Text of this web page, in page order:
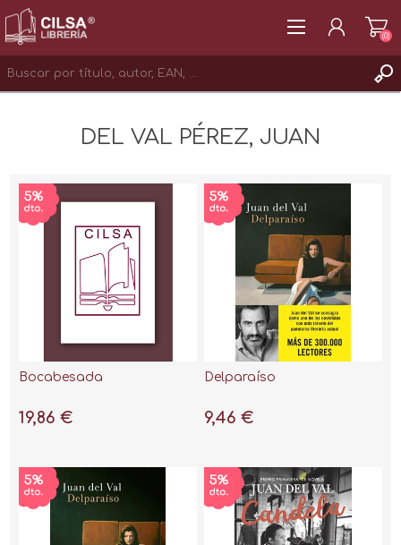
INICIAR SESIÓN
(0)
DEL VAL PÉREZ, JUAN
Bocabesada
19,86 €
Delparaíso
9,46 €